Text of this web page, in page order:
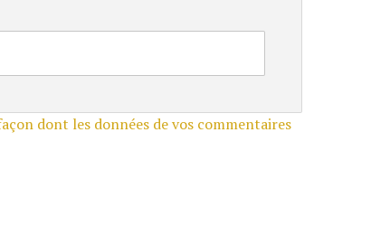
dont les données de vos commentaires